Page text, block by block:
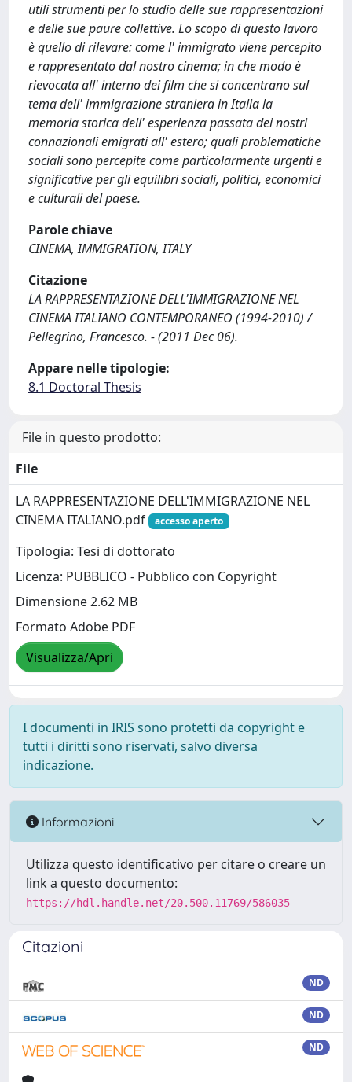
utili strumenti per lo studio delle sue rappresentazioni
e delle sue paure collettive. Lo scopo di questo lavoro
è quello di rilevare: come l' immigrato viene percepito
e rappresentato dal nostro cinema; in che modo è
rievocata all' interno dei film che si concentrano sul
tema dell' immigrazione straniera in Italia la
memoria storica dell' esperienza passata dei nostri
connazionali emigrati all' estero; quali problematiche
sociali sono percepite come particolarmente urgenti e
significative per gli equilibri sociali, politici, economici
e culturali del paese.
Parole chiave
CINEMA, IMMIGRATION, ITALY
Citazione
LA RAPPRESENTAZIONE DELL'IMMIGRAZIONE NEL
CINEMA ITALIANO CONTEMPORANEO (1994-2010) /
Pellegrino, Francesco. - (2011 Dec 06).
Appare nelle tipologie:
8.1 Doctoral Thesis
File in questo prodotto:
File
LA RAPPRESENTAZIONE DELL'IMMIGRAZIONE NEL
CINEMA ITALIANO.pdf
accesso aperto
Tipologia: Tesi di dottorato
Licenza: PUBBLICO - Pubblico con Copyright
Dimensione 2.62 MB
Formato Adobe PDF
Visualizza/Apri
I documenti in IRIS sono protetti da copyright e
tutti i diritti sono riservati, salvo diversa
indicazione.
Informazioni
Utilizza questo identificativo per citare o creare un
link a questo documento:
https://hdl.handle.net/20.500.11769/586035
Citazioni
ND
ND
ND